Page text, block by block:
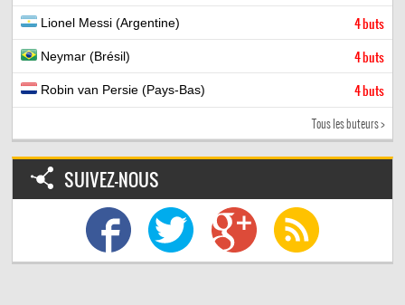
Lionel Messi (Argentine) 4 buts
Neymar (Brésil) 4 buts
Robin van Persie (Pays-Bas) 4 buts
Tous les buteurs >
SUIVEZ-NOUS